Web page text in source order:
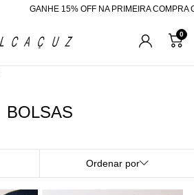
GANHE 15% OFF NA PRIMEIRA COMPRA
0
BOLSAS
Ordenar por